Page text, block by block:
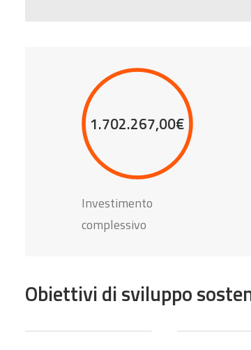
1.702.267,00€
Investimento
complessivo
Obiettivi di sviluppo